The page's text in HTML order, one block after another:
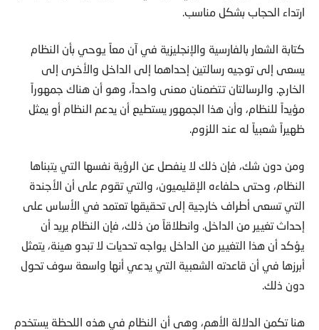
ارتداء الحجاب بشكل مناسب.
كتابة الشعار بالفارسية والإنجليزية في آن معاً يوحي بأن النظام
يسعى إلى توجيه رسالتين إحداهما إلى الداخل والأخرى إلى
الخارج. والرسالتان تتضمنان معنى واحداً، وهو أن هناك جمهوراً
مؤيداً للنظام، وأن هذا الجمهور يستطيع أن يدعم النظام أو يمثل
ظهيراً شعبياً له عند اللزوم.
ومن دون شك، فإن ذلك لا ينفصل عن الرؤية نفسها التي يتبناها
النظام، وحتى حلفاءه الإقليميون، والتي تقوم على أن الأجندة
التي تسعى أطراف خارجية إلى تحقيقها تعتمد في الأساس على
إحداث تغيير من الداخل. وانطلاقاً من ذلك، فإن النظام يريد أن
يؤكد أن هذا التغيير من الداخل يواجه تحديات لا تبدو هينة، يتمثل
أبرزها في أن قاعدته الشعبية التي يدعي أنها واسعة سوف تحول
دون ذلك.
هنا تكمن الدلالة الأهم، وهى أن النظام في هذه اللحظة يستخدم